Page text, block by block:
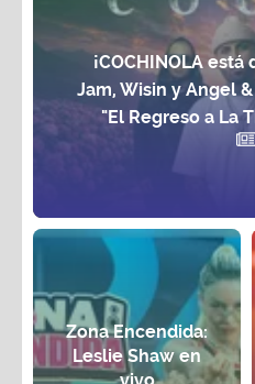
¡COCHINOLA
Jam, Wisin y Angel
"El Regreso a La
Zona Encendida:
Leslie Shaw en